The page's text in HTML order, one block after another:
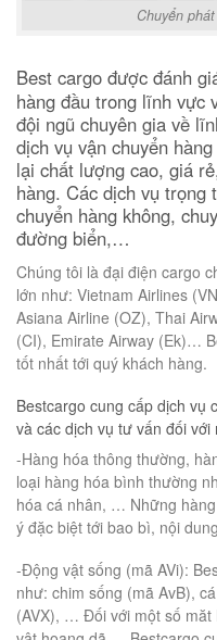
Chuyển
Best cargo được đánh
hàng đầu trong lĩnh vực
đội ngũ chuyên gia về
dịch vụ vận chuyển
lại chất lượng cao, giá
hàng. Các dịch vụ trọng
chuyển hàng không,
đường biển,…
Chúng tôi là đại điện cargo
lớn như: Vietnam Airlines
Asiana Airline (OZ), Thai
(CI), Emirate Airway (Ek)…
tốt nhất tới quý khách hàng.
Bestcargo cung cấp dịch vụ
và các dịch vụ tư vấn đối
-Hàng hóa thông thường,
loại hàng hóa bình thường
hóa cá nhân, … Những
ý đặc biệt tới bao bì, nội
-Động vật sống (mã AVi):
như: chim sống (mã AvB),
(AVX), … Đối với một số măt